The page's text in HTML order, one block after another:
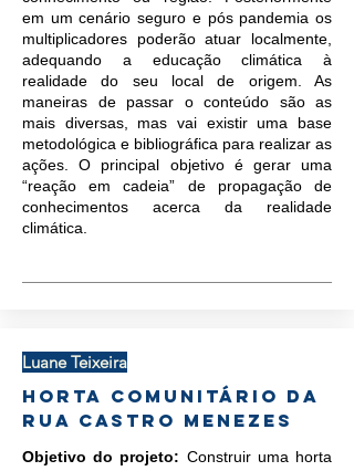
em um cenário seguro e pós pandemia os
multiplicadores poderão atuar localmente,
adequando a educação climática à
realidade do seu local de origem. As
maneiras de passar o conteúdo são as
mais diversas, mas vai existir uma base
metodológica e bibliográfica para realizar as
ações. O principal objetivo é gerar uma
“reação em cadeia” de propagação de
conhecimentos acerca da realidade
climática.
Luane Teixeira
Horta comunitário da
Rua Castro Menezes
Objetivo do projeto: Construir uma horta